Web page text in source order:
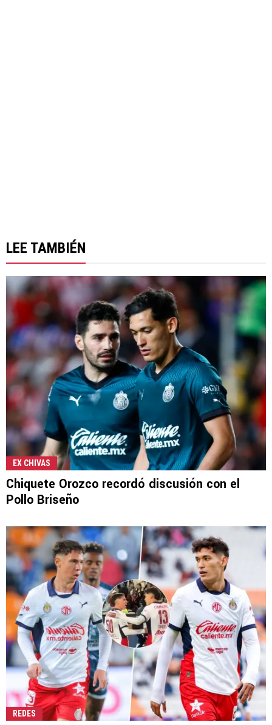
LEE TAMBIÉN
EX CHIVAS
Chiquete Orozco recordó discusión con el
Pollo Briseño
REDES